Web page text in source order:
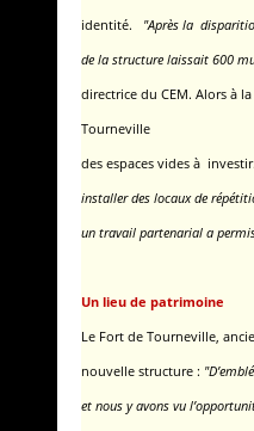
identité. "Après la
de la structure laissait 600
directrice du CEM. Alors à
Tourneville
des espaces vides à
installer des locaux de
un travail partenarial a
Un lieu de patrimoine
Le Fort de Tourneville,
nouvelle structure :
et nous y avons vu